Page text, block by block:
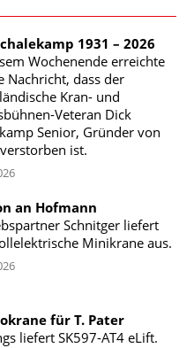
1931 – 2026
Wochenende erreichte
Nachricht, dass der
Kran- und
Veteran Dick
Senior, Gründer von
ist.
an Hofmann
Schnitger liefert
Minikrane aus.
für T. Pater
liefert SK597-AT4 eLift.